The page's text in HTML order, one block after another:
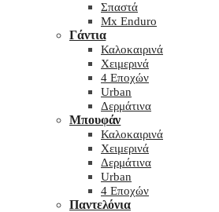
Σπαστά
Mx Enduro
Γάντια
Καλοκαιρινά
Χειμερινά
4 Εποχών
Urban
Δερμάτινα
Μπουφάν
Καλοκαιρινά
Χειμερινά
Δερμάτινα
Urban
4 Εποχών
Παντελόνια